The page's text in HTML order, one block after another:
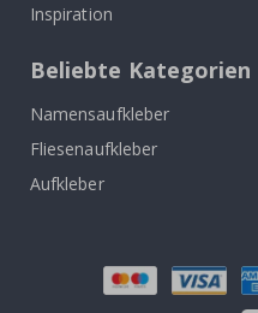
Inspiration
Beliebte Kategorien
Namensaufkleber
Fliesenaufkleber
Aufkleber